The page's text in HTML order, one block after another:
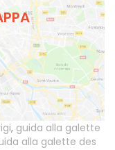
, guida alla galette
alla galette des